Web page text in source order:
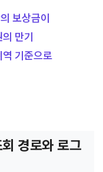
보상금이
만기
기준으로
경로와 로그